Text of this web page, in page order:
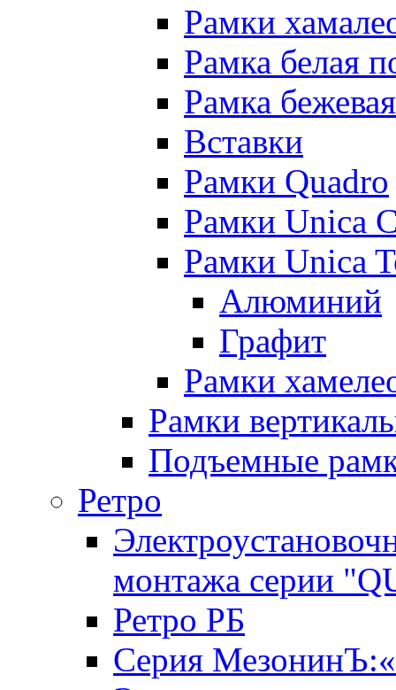
Рамки
Рамка белая
Рамка
Вставки
Рамки Quadro
Рамки Unica
Рамки Unica
Алюминий
Графит
Рамки
Рамки
Подъемные
Ретро
монтажа серии
Ретро РБ
Серия